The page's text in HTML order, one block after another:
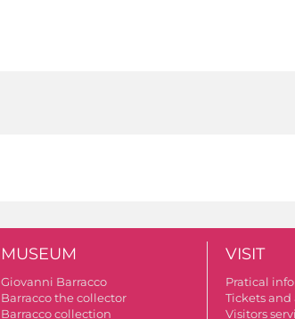
MUSEUM
Giovanni Barracco
Barracco the collector
Barracco collection
VISIT
Pratical
Tickets
Visitors